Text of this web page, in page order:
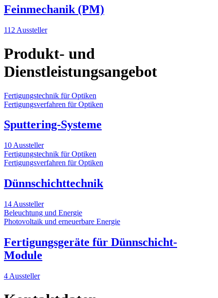
Feinmechanik (PM)
112 Aussteller
Produkt- und
Dienstleistungsangebot
Fertigungstechnik für Optiken
Fertigungsverfahren für Optiken
Sputtering-Systeme
10 Aussteller
Fertigungstechnik für Optiken
Fertigungsverfahren für Optiken
Dünnschichttechnik
14 Aussteller
Beleuchtung und Energie
Photovoltaik und erneuerbare Energie
Fertigungsgeräte für Dünnschicht-
Module
4 Aussteller